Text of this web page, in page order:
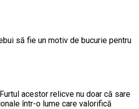
să fie un motiv de bucurie pentru
acestor relicve nu doar că sare
într-o lume care valorifică